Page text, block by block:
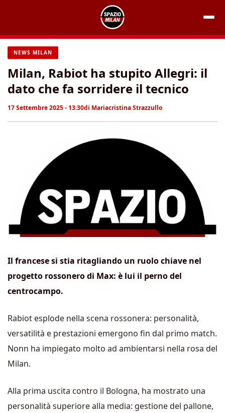
contenuto
NEWS MILAN
Milan, Rabiot ha stupito Allegri: il
dato che fa sorridere il tecnico
17 Settembre 2025 - 13:30di Mariacristina Strazzullo
Il francese si stia ritagliando un ruolo chiave nel
progetto rossonero di Max: è lui il perno del
centrocampo.
Rabiot esplode nella scena rossonera: personalità,
versatilità e prestazioni emergono fin dal primo match.
Nonn ha impiegato molto ad ambientarsi nella rosa del
Milan.
Alla prima uscita contro il Bologna, ha mostrato una
personalità superiore alla media: gestione del pallone,